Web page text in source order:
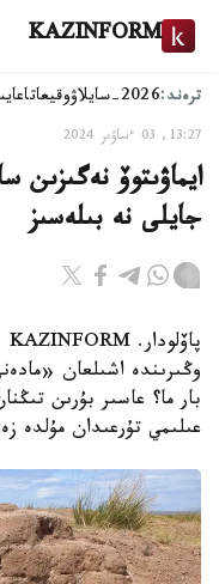
KAZINFORM
ترەند:2026-سايلاۋ وقيعا
13:27, 03 ءساۋىر 2024
ايماۋىتوۆ نەگىزىن
جايلى نە بىلەسىز
وڭىرىندە اشىلعان
بار ما؟ عاسىر بۇرىن
عىلىمي تۇرعىدان مۇلدە